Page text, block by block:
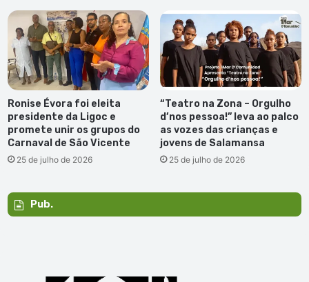
Ronise Évora foi eleita
presidente da Ligoc e
promete unir os grupos do
Carnaval de São Vicente
25 de julho de 2026
“Teatro na Zona – Orgulho
d’nos pessoa!” leva ao palco
as vozes das crianças e
jovens de Salamansa
25 de julho de 2026
Pub.